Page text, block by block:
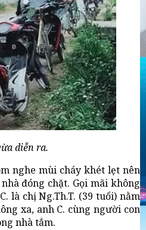
diễn ra.
nghe mùi cháy khét lẹt nên
đóng chặt. Gọi mãi không
là chị Ng.Th.T. (39 tuổi) nằm
xa, anh C. cùng người con
nhà tắm.